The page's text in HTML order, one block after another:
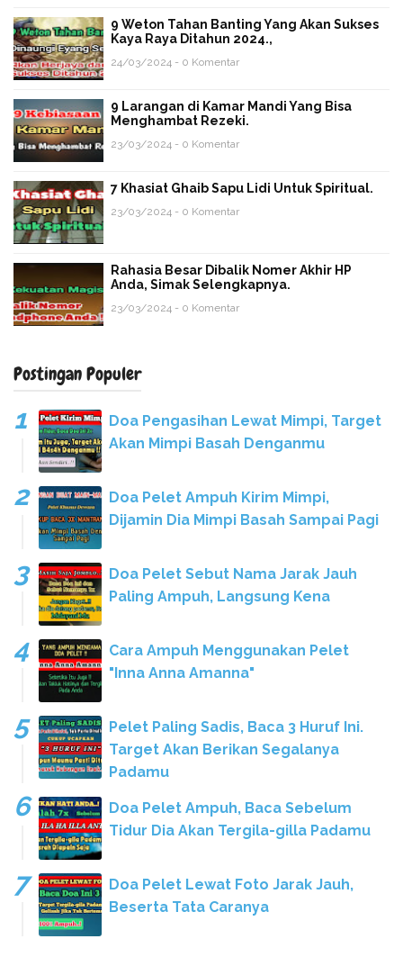
9 Weton Tahan Banting Yang Akan Sukses
Kaya Raya Ditahun 2024.,
24/03/2024 - 0 Komentar
9 Larangan di Kamar Mandi Yang Bisa
Menghambat Rezeki.
23/03/2024 - 0 Komentar
7 Khasiat Ghaib Sapu Lidi Untuk Spiritual.
23/03/2024 - 0 Komentar
Rahasia Besar Dibalik Nomer Akhir HP
Anda, Simak Selengkapnya.
23/03/2024 - 0 Komentar
Postingan Populer
Doa Pengasihan Lewat Mimpi, Target
Akan Mimpi Basah Denganmu
Doa Pelet Ampuh Kirim Mimpi,
Dijamin Dia Mimpi Basah Sampai Pagi
Doa Pelet Sebut Nama Jarak Jauh
Paling Ampuh, Langsung Kena
Cara Ampuh Menggunakan Pelet
"Inna Anna Amanna"
Pelet Paling Sadis, Baca 3 Huruf Ini.
Target Akan Berikan Segalanya
Padamu
Doa Pelet Ampuh, Baca Sebelum
Tidur Dia Akan Tergila-gilla Padamu
Doa Pelet Lewat Foto Jarak Jauh,
Beserta Tata Caranya